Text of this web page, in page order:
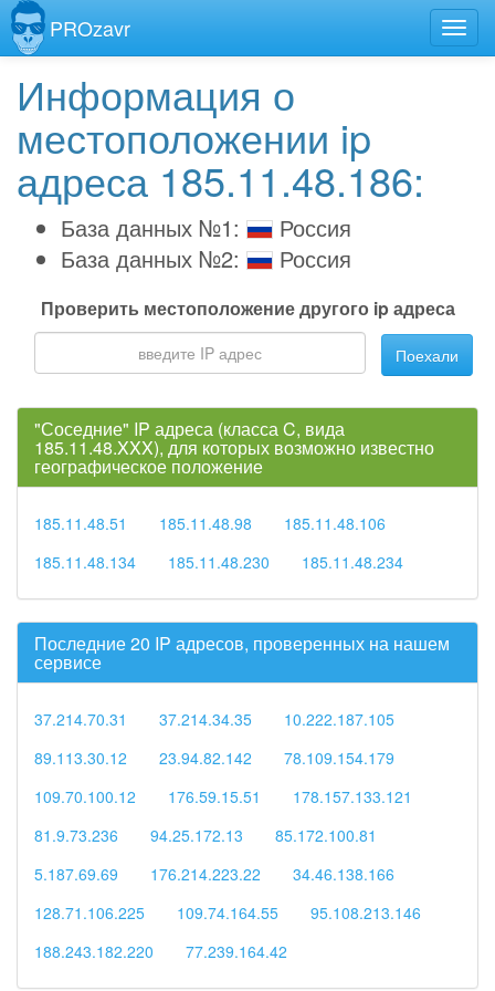
PROzavr
Информация о
местоположении ip
адреса 185.11.48.186:
База данных №1:
Россия
База данных №2:
Россия
Проверить местоположение другого ip адреса
Поехали
"Соседние" IP адреса (класса C, вида
185.11.48.XXX), для которых возможно известно
географическое положение
185.11.48.51 185.11.48.98
185.11.48.106
185.11.48.134
185.11.48.230 185.11.48.234
Последние 20 IP адресов, проверенных на нашем
сервисе
37.214.70.31 37.214.34.35
10.222.187.105
89.113.30.12
23.94.82.142
78.109.154.179
109.70.100.12
176.59.15.51
178.157.133.121
81.9.73.236
94.25.172.13
85.172.100.81
5.187.69.69
176.214.223.22
34.46.138.166
128.71.106.225
109.74.164.55
95.108.213.146
188.243.182.220
77.239.164.42